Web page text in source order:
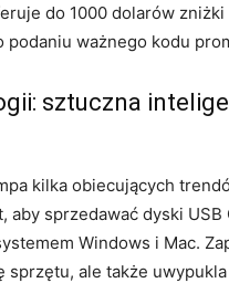
do 1000 dolarów
podaniu ważnego kodu
sztuczna
kilka obiecujących
aby sprzedawać dyski
Windows i Mac.
sprzętu, ale także